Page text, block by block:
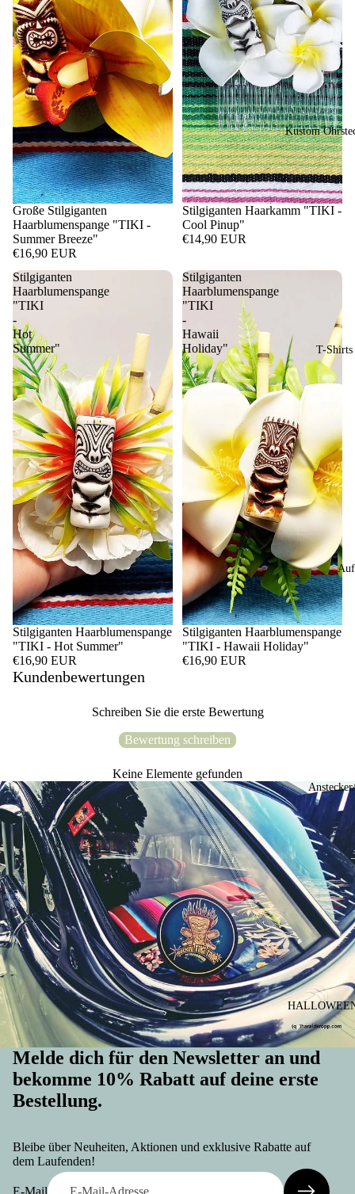
Kustom
T-
Große Stilgiganten
Haarblumenspange "TIKI -
Summer Breeze"
€16,90 EUR
Stilgiganten Haarkamm "TIKI -
Cool Pinup"
€14,90 EUR
Stilgiganten
Haarblumenspange
"TIKI
-
Hot
Summer"
Stilgiganten Haarblumenspange
"TIKI - Hot Summer"
€16,90 EUR
Stilgiganten
Haarblumenspange
"TIKI
-
Hawaii
Holiday"
Stilgiganten Haarblumenspange
"TIKI - Hawaii Holiday"
€16,90 EUR
Kundenbewertungen
Schreiben Sie die erste Bewertung
Bewertung schreiben
Keine Elemente gefunden
Melde dich für den Newsletter an und
bekomme 10% Rabatt auf deine erste
Bestellung.
Bleibe über Neuheiten, Aktionen und exklusive Rabatte auf
dem Laufenden!
E-Mail
AGB
Versand